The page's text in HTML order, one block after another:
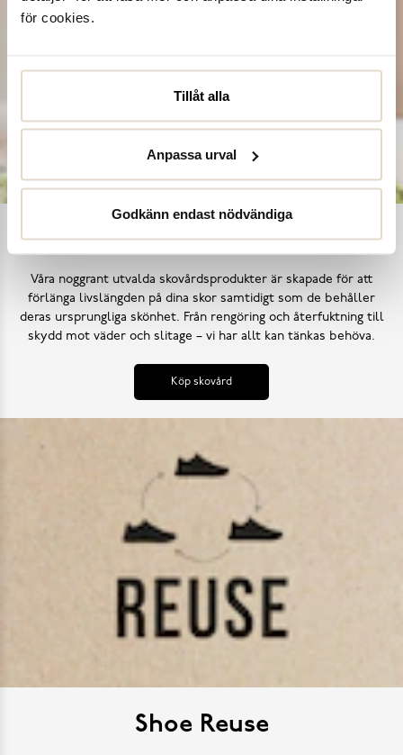
för cookies.
Tillåt alla
Anpassa urval
Godkänn endast nödvändiga
Ta hand om dina skor
Våra noggrant utvalda skovårdsprodukter är skapade för att
förlänga livslängden på dina skor samtidigt som de behåller
deras ursprungliga skönhet. Från rengöring och återfuktning till
skydd mot väder och slitage – vi har allt kan tänkas behöva.
Köp skovård
Shoe Reuse